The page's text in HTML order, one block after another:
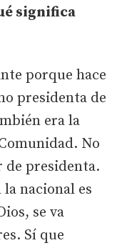
significa
porque hace
presidenta de
era la
No
de presidenta.
nacional es
se va
Sí que